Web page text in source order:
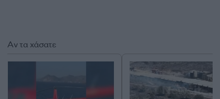
Αν τα χάσατε